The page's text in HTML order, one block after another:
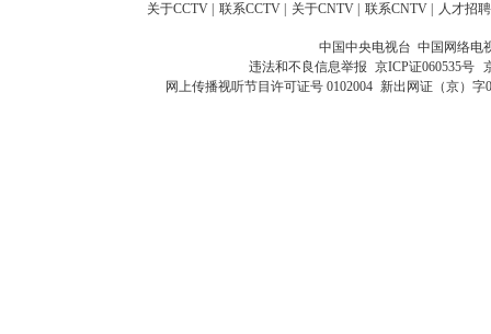
关于CCTV 联系CCTV 关于CNTV 联系CNTV 人才招聘
中国中央电视台 中国网络电
违法和不良信息举报 京ICP证060535号
网上传播视听节目许可证号 0102004 新出网证（京）